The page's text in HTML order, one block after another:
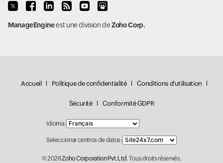
ManageEngineest une division deZoho Corp.
Accueil Politique de confidentialité Conditions d'utilisation
Sécurité Conformité GDPR
Idioma:
Seleccionar centros de datos:
© 2026Zoho Corporation Pvt. Ltd.Tous droits réservés.